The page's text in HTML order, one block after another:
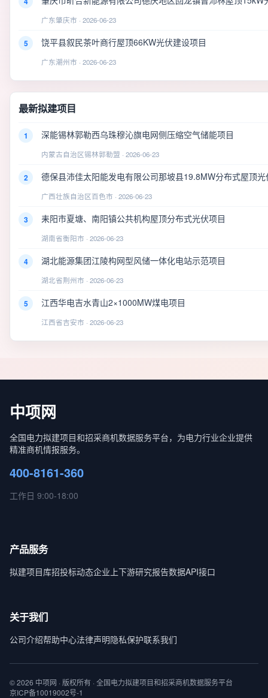
广东肇庆市 · 2026-06-23
5 饶平县叙民茶叶商行屋顶66KW光伏建设项目
广东潮州市 · 2026-06-23
最新拟建项目
1 深能锡林郭勒西乌珠穆沁旗电网侧压缩空气储能项目
内蒙古自治区锡林郭勒盟 · 2026-06-23
2 德保县沛佳太阳能发电有限公司那坡县19.8MW分布式屋顶
广西壮族自治区百色市 · 2026-06-23
3 耒阳市夏塘、南阳镇公共机构屋顶分布式光伏项目
湖南省衡阳市 · 2026-06-23
4 湖北能源集团江陵构网型风储一体化电站示范项目
湖北省荆州市 · 2026-06-23
5 江西华电吉水青山2×1000MW煤电项目
江西省吉安市 · 2026-06-23
中项网
全国电力拟建项目和招采商机数据服务平台，为电力行业企业提供
精准商机情报服务。
400-8161-360
工作日 9:00-18:00
产品服务
拟建项目库招投标动态企业上下游研究报告数据API接口
关于我们
公司介绍帮助中心法律声明隐私保护联系我们
© 2026 中项网 · 版权所有 · 全国电力拟建项目和招采商机数据服务平台
京ICP备10019002号-1